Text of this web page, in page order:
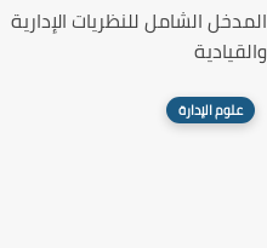
المدخل الشامل للنظريات الإدارية
والقيادية
علوم الإدارة